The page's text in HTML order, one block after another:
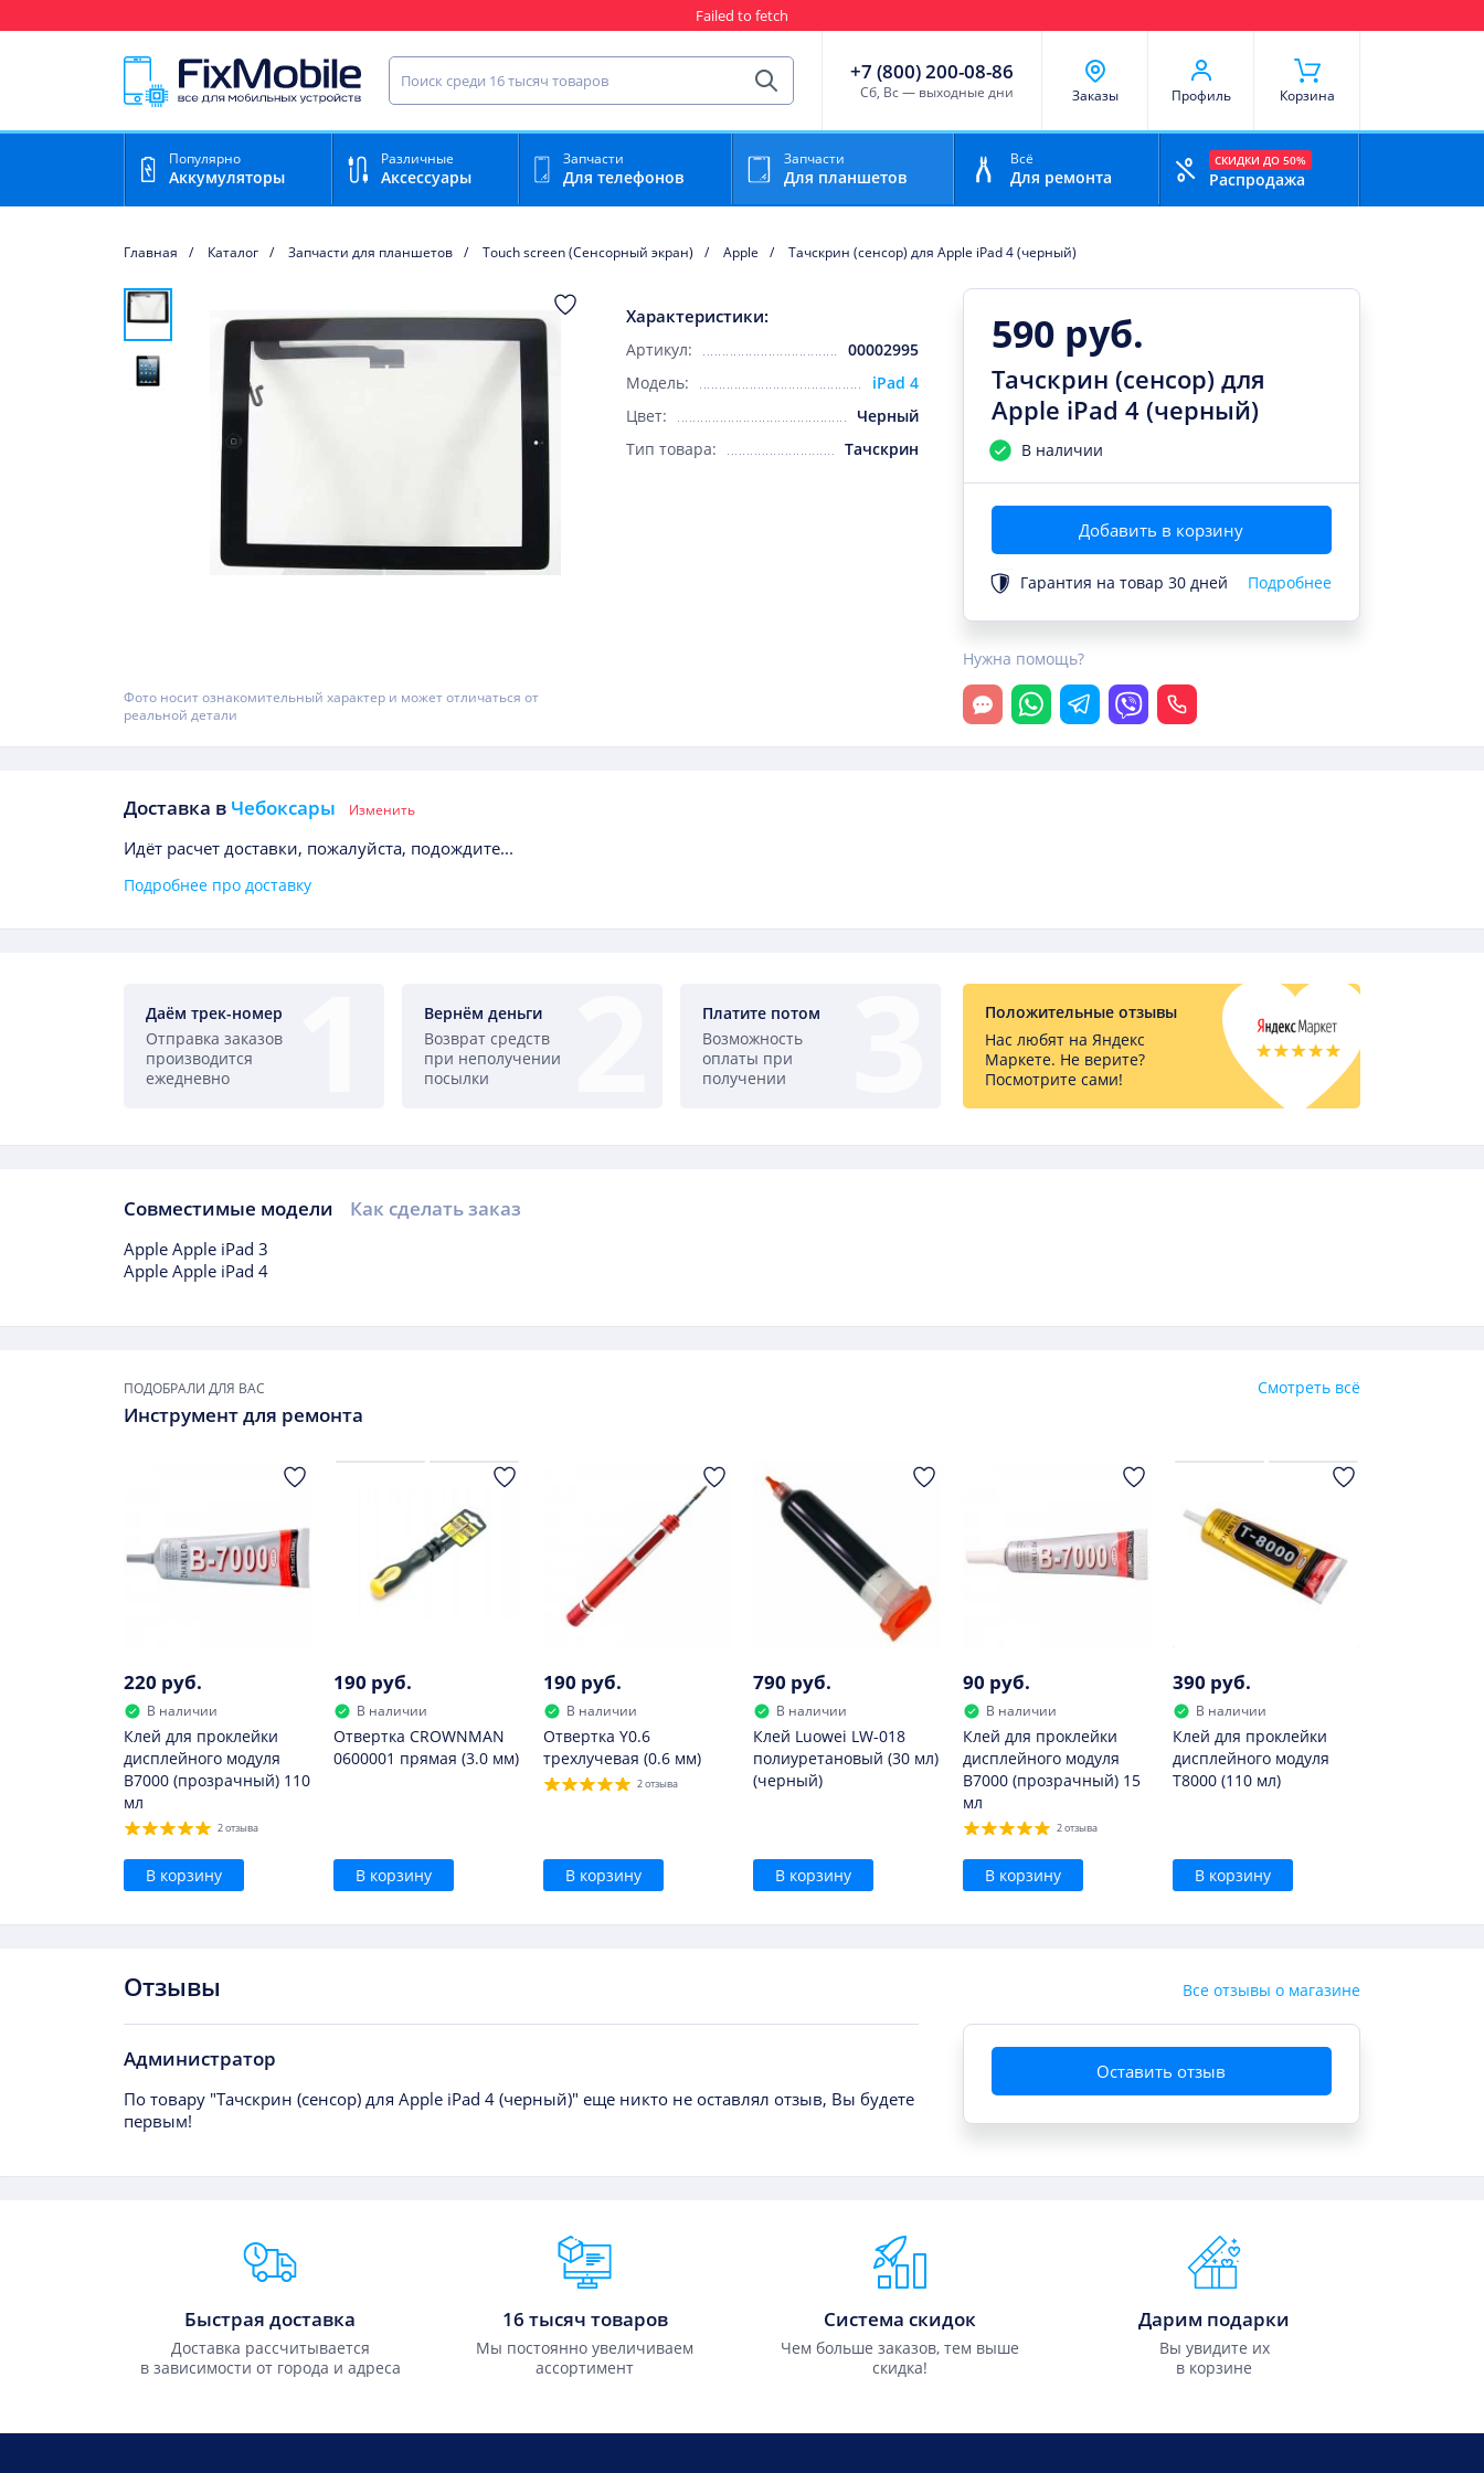
Failed to fetch
Найти запчасть для мобильного устройства
Найти
+7 (800) 200-08-86
Cб, Вс — выходные дни Заказы Профиль Корзина
Популярно
Аккумуляторы
Различные
Аксессуары
Запчасти
Для телефонов
Запчасти
Для планшетов
Всё
Для ремонта
СКИДКИ ДО 50%
Распродажа
Главная Каталог Запчасти для планшетов Touch screen (Сенсорный экран) Apple Тачскрин (сенсор) для Apple iPad 4 (черный)
Фото носит ознакомительный характер и может отличаться от
реальной детали
Характеристики:
Артикул:
00002995
Модель:
iPad 4
Цвет:
Черный
Тип товара:
Тачскрин
590 руб.
Тачскрин (сенсор) для
Apple iPad 4 (черный)
В наличии
Добавить в корзину
Гарантия на товар 30 дней Подробнее
Нужна помощь?
Открыть чат
WhatsappTelegramViber Позвонить
Доставка в Чебоксары Изменить
Идёт расчет доставки, пожалуйста, подождите...
Подробнее про доставку
Даём трек-номер
Отправка заказов
производится
ежедневно
Вернём деньги
Возврат средств
при неполучении
посылки
Платите потом
Возможность
оплаты при
получении
Положительные отзывы
Нас любят на Яндекс
Маркете. Не верите?
Посмотрите сами!
Совместимые модели Как сделать заказ
Совместимые модели
Apple Apple iPad 3
Apple Apple iPad 4
ПОДОБРАЛИ ДЛЯ ВАС
Инструмент для ремонта
Смотреть всё
220 руб.
В наличии
Клей для проклейки
дисплейного модуля
B7000 (прозрачный) 110
мл
2 отзыва
В корзину
190 руб.
В наличии
Отвертка CROWNMAN
0600001 прямая (3.0 мм)
В корзину
190 руб.
В наличии
Отвертка Y0.6
трехлучевая (0.6 мм)
2 отзыва
В корзину
790 руб.
В наличии
Клей Luowei LW-018
полиуретановый (30 мл)
(черный)
В корзину
90 руб.
В наличии
Клей для проклейки
дисплейного модуля
B7000 (прозрачный) 15
мл
2 отзыва
В корзину
390 руб.
В наличии
Клей для проклейки
дисплейного модуля
T8000 (110 мл)
В корзину
Отзывы Все отзывы о магазине
Оставить отзыв
Администратор
По товару "Тачскрин (сенсор) для Apple iPad 4 (черный)" еще никто не оставлял отзыв, Вы будете
первым!
Преимущества Fixmobile
Быстрая доставка
Доставка рассчитывается
в зависимости от города и адреса
16 тысяч товаров
Мы постоянно увеличиваем
ассортимент
Система скидок
Чем больше заказов, тем выше
скидка!
Дарим подарки
Вы увидите их
в корзине